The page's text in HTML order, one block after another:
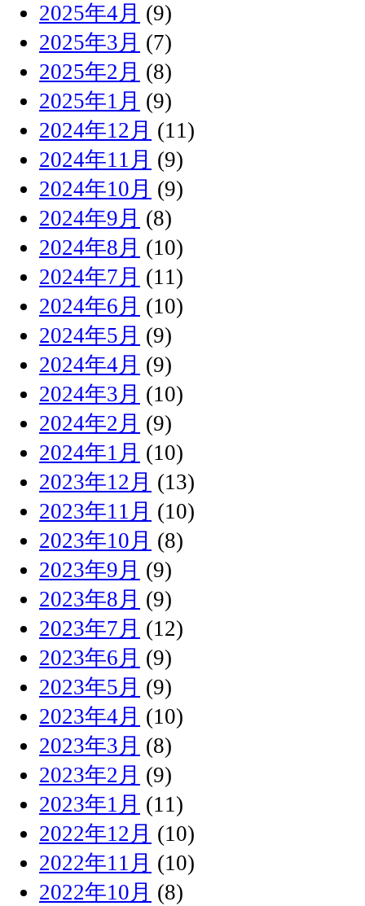
2025年4月 (9)
2025年3月 (7)
2025年2月 (8)
2025年1月 (9)
2024年12月 (11)
2024年11月 (9)
2024年10月 (9)
2024年9月 (8)
2024年8月 (10)
2024年7月 (11)
2024年6月 (10)
2024年5月 (9)
2024年4月 (9)
2024年3月 (10)
2024年2月 (9)
2024年1月 (10)
2023年12月 (13)
2023年11月 (10)
2023年10月 (8)
2023年9月 (9)
2023年8月 (9)
2023年7月 (12)
2023年6月 (9)
2023年5月 (9)
2023年4月 (10)
2023年3月 (8)
2023年2月 (9)
2023年1月 (11)
2022年12月 (10)
2022年11月 (10)
2022年10月 (8)